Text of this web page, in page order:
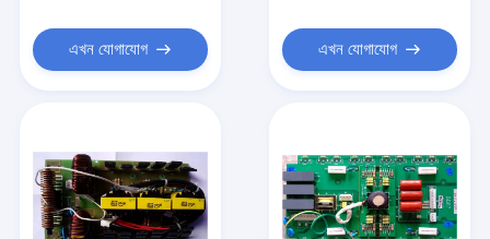
এখন যোগাযোগ এখন যোগাযোগ